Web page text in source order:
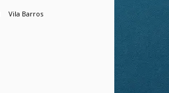
Vila Barros